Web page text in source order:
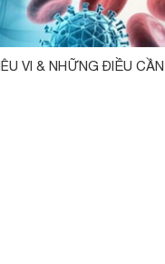
VI & NHỮNG ĐIỀU